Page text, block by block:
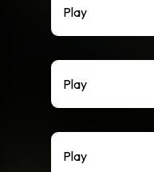
Play
Play
Play